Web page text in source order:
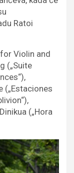
Ratoi
Violin and
(„Suite
(„Estaciones
(„Hora